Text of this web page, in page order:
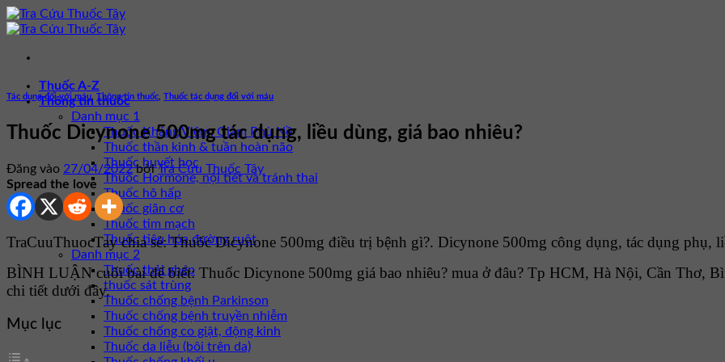
Bỏ
qua
dung
Thuốc A-Z
Thông tin thuốc
Danh mục 1
Thuốc Kháng Viêm, Giảm Phù Nề
Thuốc thần kinh & tuần hoàn não
Thuốc huyết học
Thuốc Hormone, nội tiết và tránh thai
Thuốc hô hấp
Thuốc giãn cơ
Thuốc tim mạch
Thuốc tiêu hóa đường ruột
Danh mục 2
Thuốc thải ghép
thuốc sát trùng
Thuốc chống bệnh Parkinson
Thuốc chống bệnh truyền nhiễm
Thuốc chống co giật, động kinh
Thuốc da liễu (bôi trên da)
Tác dụng đối với máu Thông tin thuốc Thuốc tác dụng đối với máu
Thuốc Dicynone 500mg tác dụng, liều dùng, giá bao nhiêu?
Đăng vào 27/04/2022 bởiTra Cứu Thuốc Tây
Spread the love
TraCuuThuocTay chia sẻ: Thuốc Dicynone 500mg điều trị bệnh gì?. Dicynone 500mg công dụng, tác dụng phụ,
BÌNH LUẬN cuối bài để biết: Thuốc Dicynone 500mg giá bao nhiêu? mua ở đâu? Tp HCM, Hà Nội, Cần Thơ,
chi tiết dưới đây.
Mục lục